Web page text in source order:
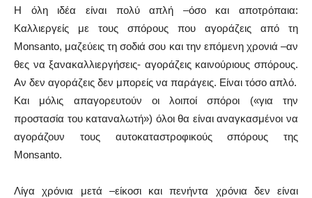
Η όλη ιδέα είναι πολύ απλή –όσο και αποτρόπαια:
Καλλιεργείς με τους σπόρους που αγοράζεις από τη
Monsanto, μαζεύεις τη σοδιά σου και την επόμενη χρονιά –αν
θες να ξανακαλλιεργήσεις- αγοράζεις καινούριους σπόρους.
Αν δεν αγοράζεις δεν μπορείς να παράγεις. Είναι τόσο απλό.
Και μόλις απαγορευτούν οι λοιποί σπόροι («για την
προστασία του καταναλωτή») όλοι θα είναι αναγκασμένοι να
αγοράζουν τους αυτοκαταστροφικούς σπόρους της
Monsanto.
Λίγα χρόνια μετά –είκοσι και πενήντα χρόνια δεν είναι